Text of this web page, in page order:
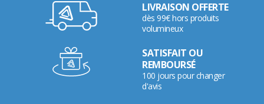
LIVRAISON OFFERTE
dès 99€ hors produits
volumineux
SATISFAIT OU
REMBOURSÉ
100 jours pour changer
d'avis